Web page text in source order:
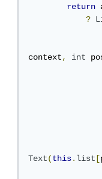
return
?
context, int
Text(this.list [